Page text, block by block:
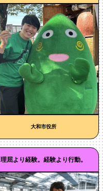
大和市役所
理屈より経験。経験より行動。